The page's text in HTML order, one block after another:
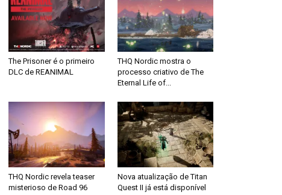
The Prisoner é o primeiro
DLC de REANIMAL
THQ Nordic mostra o
processo criativo de The
Eternal Life of...
THQ Nordic revela teaser
misterioso de Road 96
Nova atualização de Titan
Quest II já está disponível